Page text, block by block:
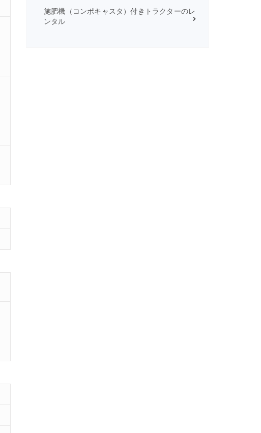
施肥機（コンポキャスタ）付きトラクターのレ
ンタル